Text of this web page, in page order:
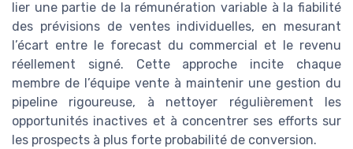
lier une partie de la rémunération variable à la fiabilité
des prévisions de ventes individuelles, en mesurant
l’écart entre le forecast du commercial et le revenu
réellement signé. Cette approche incite chaque
membre de l’équipe vente à maintenir une gestion du
pipeline rigoureuse, à nettoyer régulièrement les
opportunités inactives et à concentrer ses efforts sur
les prospects à plus forte probabilité de conversion.